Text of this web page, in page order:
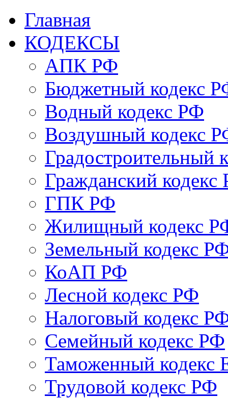
Главная
КОДЕКСЫ
АПК РФ
Бюджетный кодекс
Водный кодекс РФ
Воздушный кодекс
Градостроительный
Гражданский кодекс
ГПК РФ
Жилищный кодекс
Земельный кодекс
КоАП РФ
Лесной кодекс РФ
Налоговый кодекс
Семейный кодекс РФ
Таможенный
Трудовой кодекс РФ